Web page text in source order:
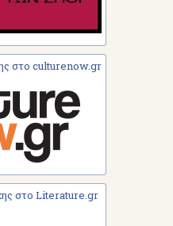
στο culturenow.gr
στο Literature.gr